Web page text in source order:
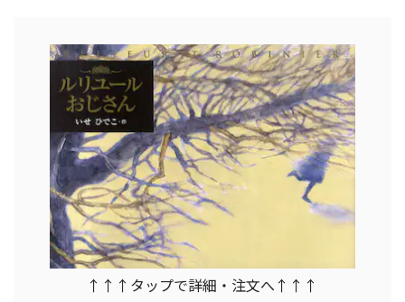
↑↑↑タップで詳細・注文へ↑↑↑